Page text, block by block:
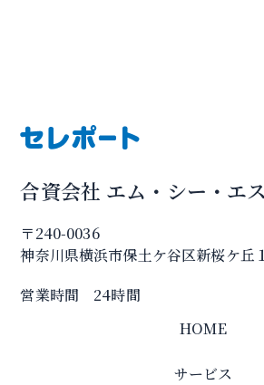
合資会社 エム・シー・エス
〒240-0036
神奈川県横浜市保土ケ谷区新桜ケ丘
営業時間 24時間
HOME
サービス